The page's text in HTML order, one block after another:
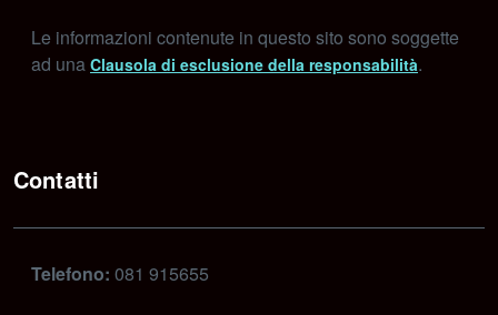
Le informazioni contenute in questo sito sono soggette
ad una Clausola di esclusione della responsabilità.
Contatti
Telefono: 081 915655